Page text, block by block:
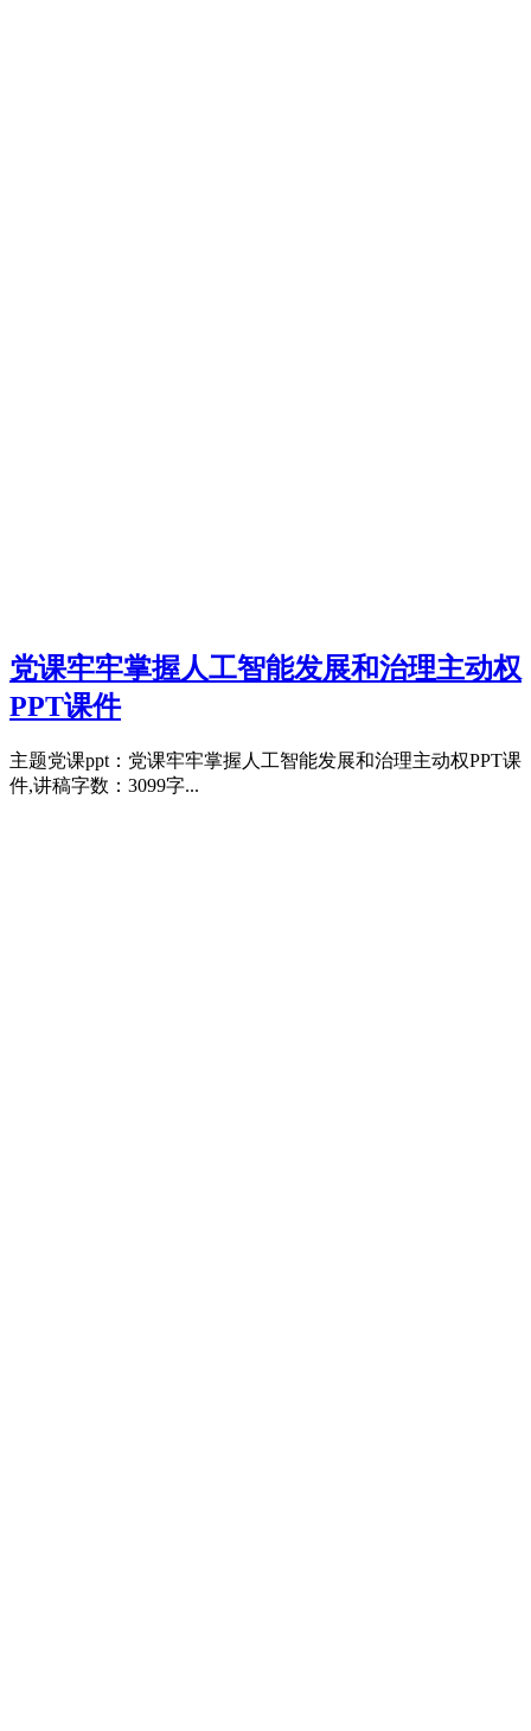
党课牢牢掌握人工智能发展和治理主动权
PPT课件
主题党课ppt：党课牢牢掌握人工智能发展和治理主动权PPT课
件,讲稿字数：3099字...